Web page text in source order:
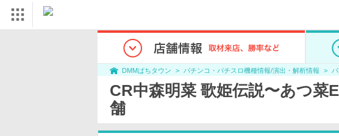
DMMぱちタウン パチンコ・パチスロ機種情報/演出・解析情報
CR中森明菜 歌姫伝説〜あつ菜
舗